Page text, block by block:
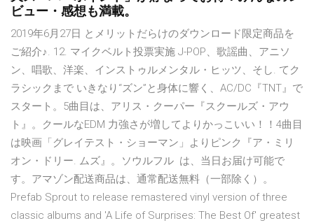
ビュー・感想も満載。
2019年6月27日 とメリットだらけのダウンロード限定商品を
ご紹介♪. 12. マイクベルト投票実施 J-POP、歌謡曲、アニソ
ン、唱歌、洋楽、インストゥルメンタル・ヒッツ、そし. てク
ラシックまで いきなり“ズン”と身体に響く、AC/DC『TNT』で
スタート。5曲目は、アリス・クーパー『スクールズ・アウ
ト』。クールなEDM 力強さが増してよりかっこいい！！4曲目
は映画「グレイテスト・ショーマン」よりピンク『ア・ミリ
オン・ドリー. ムズ』。ソウルフル は、当日お届け可能で
す。アマゾン配送商品は、通常配送無料（一部除く）。
Prefab Sprout to release remastered vinyl version of three
classic albums and 'A Life of Surprises: The Best Of' greatest